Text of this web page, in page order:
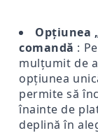
Opțiunea
comandă :
mulțumit de
opțiunea
permite să
înainte de
deplină în